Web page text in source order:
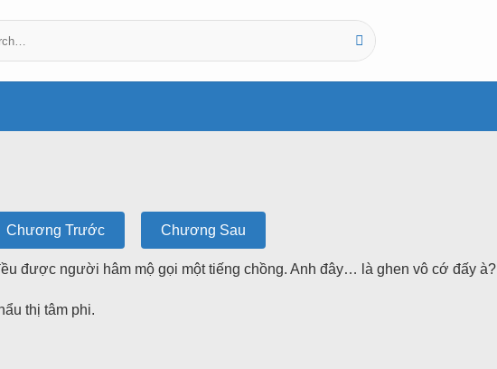
Chương Trước Chương Sau
được người hâm mộ gọi một tiếng chồng. Anh đây… là ghen vô cớ đấy à?
thị tâm phi.